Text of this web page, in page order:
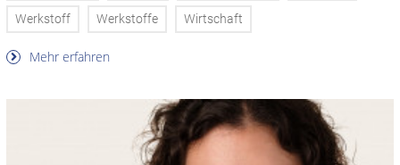
Werkstoff Werkstoffe Wirtschaft
Mehr erfahren